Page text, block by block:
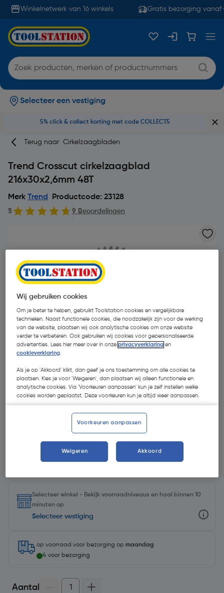
Winkelnetwerk van 16 winkels Gratis bezorging vanaf
Selecteer een vestiging
5% click & collect korting met code COLLECT5
Terug naar Cirkelzaagbladen
Trend Crosscut cirkelzaagblad
216x30x2,6mm 48T
Merk Trend Productcode: 23128
5 9 Beoordelingen
€ 35,36| Excl. btw € 29,22
Kies productvariant(2)
Selecteer winkel - Bekijk voorraadniveaus en haal binnen 10
minuten op
Selecteer vestiging
op voorraad voor bezorging op maandag
4 voor bezorging
Aantal
Wij gebruiken cookies
Om je beter te helpen, gebruikt Toolstation cookies en vergelijkbare
technieken. Naast functionele cookies, die noodzakelijk zijn voor de werking
van de website, plaatsen wij ook analytische cookies om onze website
verder te verbeteren. Ook gebruiken wij cookies voor gepersonaliseerde
advertenties. Lees hier meer over in onzeprivacyverklaring en
cookieverklaring.
Als je op 'Akkoord' klikt, dan geef je ons toestemming om alle cookies te
plaatsen. Kies je voor 'Weigeren', dan plaatsen wij alleen functionele en
analytische cookies. Via 'Voorkeuren aanpassen' kun je zelf instellen welke
cookies worden geplaatst. Deze voorkeuren kun je altijd weer aanpassen.
Voorkeuren aanpassen
Weigeren Akkoord